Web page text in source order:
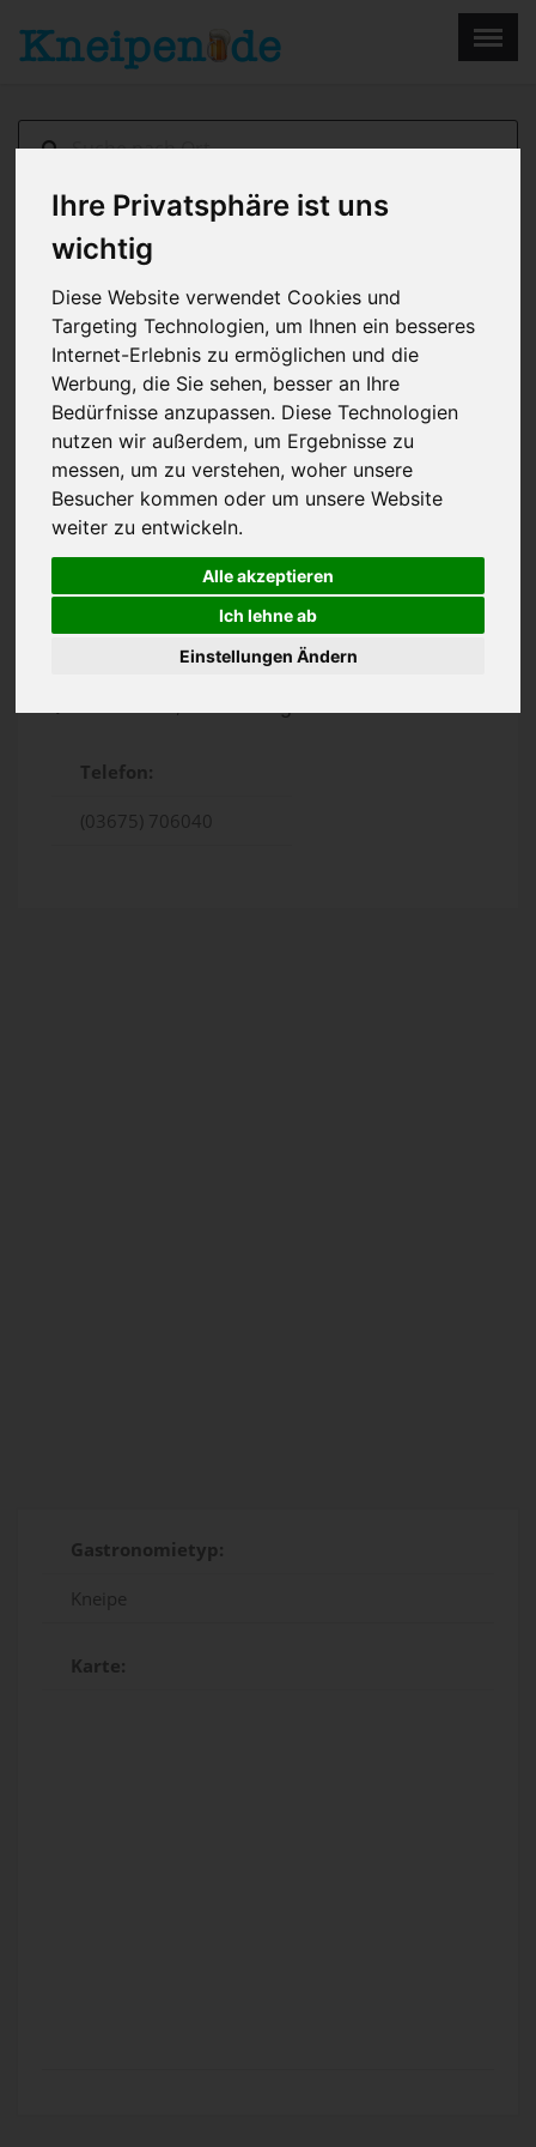
Ihre Privatsphäre ist uns
wichtig
Diese Website verwendet Cookies und
Targeting Technologien, um Ihnen ein besseres
Internet-Erlebnis zu ermöglichen und die
Werbung, die Sie sehen, besser an Ihre
Bedürfnisse anzupassen. Diese Technologien
nutzen wir außerdem, um Ergebnisse zu
messen, um zu verstehen, woher unsere
Besucher kommen oder um unsere Website
weiter zu entwickeln.
Alle akzeptieren
Ich lehne ab
Einstellungen Ändern
Sonneberg
Telefon:
(03675) 706040
Gastronomietyp:
Kneipe
Karte:
Menu ×
Home